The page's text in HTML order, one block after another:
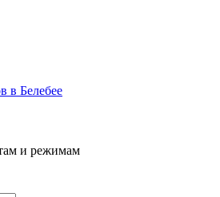
в Белебее
и режимам